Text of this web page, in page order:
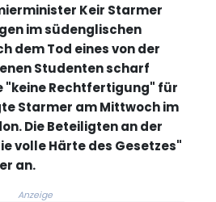
Keir Starmer
im südenglischen
dem Tod eines von der
Studenten scharf
"keine Rechtfertigung" für
Starmer am Mittwoch im
Die Beteiligten an der
volle Härte des Gesetzes"
an.
Anzeige